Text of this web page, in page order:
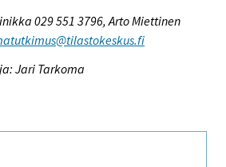
029 551 3796, Arto Miettinen
Jari Tarkoma